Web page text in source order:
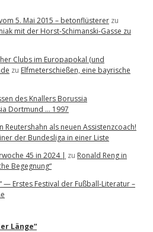
5. Mai 2015 – betonflüsterer zu
mit der Horst-Schimanski-Gasse zu
Clubs im Europapokal (und
zu Elfmeterschießen, eine bayrische
des Knallers Borussia
Dortmund … 1997
Reutershahn als neuen Assistenzcoach!
der Bundesliga in einer Liste
45 in 2024 | zu Ronald Reng in
Begegnung“
— Erstes Festival der Fußball-Literatur –
Länge“